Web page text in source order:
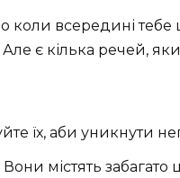
всередині тебе
є кілька речей,
їх, аби уникнути
Вони містять забагато